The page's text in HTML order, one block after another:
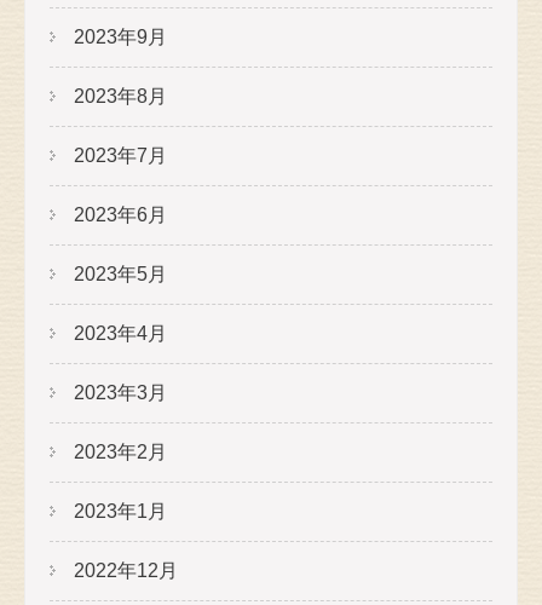
2023年9月
2023年8月
2023年7月
2023年6月
2023年5月
2023年4月
2023年3月
2023年2月
2023年1月
2022年12月